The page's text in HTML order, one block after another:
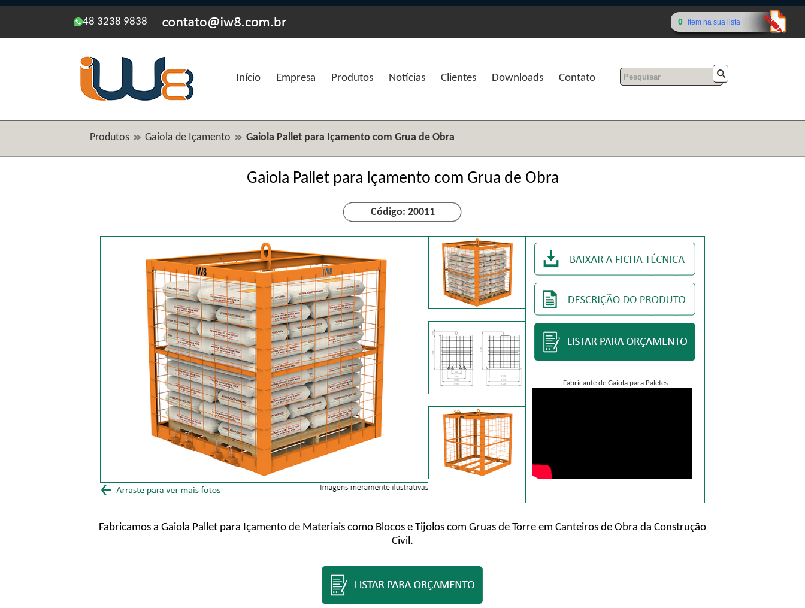
48 3238 9838 0 ítem na sua lista
Início Empresa Produtos Notícias Clientes Downloads Contato
Produtos Gaiola de Içamento Gaiola Pallet para Içamento com Grua de Obra
Gaiola Pallet para Içamento com Grua de Obra
Código: 20011
Fabricante de Gaiola para Paletes
Fabricamos a Gaiola Pallet para Içamento de Materiais como Blocos e Tijolos com Gruas de Torre em Canteiros de Obra da Construção
Civil.